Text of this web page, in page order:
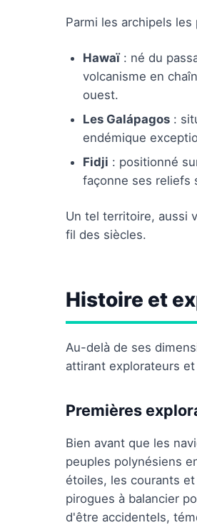
Parmi les archipels
Hawaï: né du
volcanisme en
ouest.
Les Galápagos :
endémique
Fidji : positionné
façonne ses reliefs
Un tel territoire, aussi
fil des siècles.
Histoire et
Au-delà de ses
attirant explorateurs
Premières
Bien avant que les
peuples polynésiens
étoiles, les courants
pirogues à balancier
d'être accidentels,